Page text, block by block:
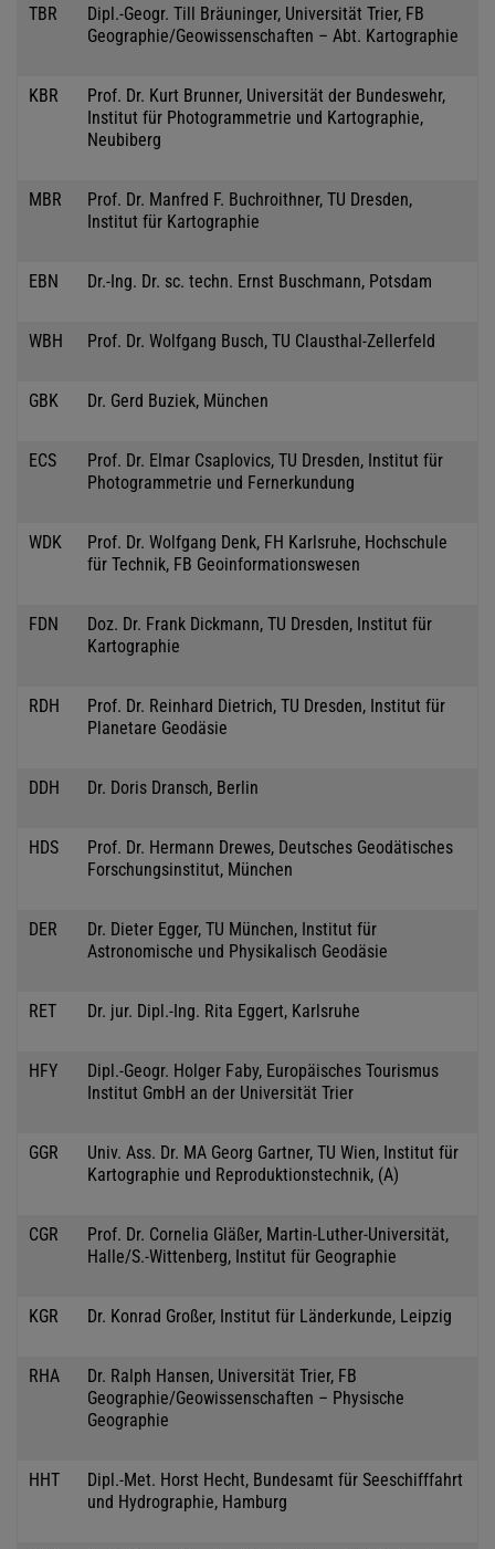
TBR
Dipl.-Geogr. Till Bräuninger, Universität Trier, FB
Geographie/Geowissenschaften – Abt. Kartographie
KBR
Prof. Dr. Kurt Brunner, Universität der Bundeswehr,
Institut für Photogrammetrie und Kartographie,
Neubiberg
MBR
Prof. Dr. Manfred F. Buchroithner, TU Dresden,
Institut für Kartographie
EBN Dr.-Ing. Dr. sc. techn. Ernst Buschmann, Potsdam
WBH Prof. Dr. Wolfgang Busch, TU Clausthal-Zellerfeld
GBK Dr. Gerd Buziek, München
ECS
Prof. Dr. Elmar Csaplovics, TU Dresden, Institut für
Photogrammetrie und Fernerkundung
WDK
Prof. Dr. Wolfgang Denk, FH Karlsruhe, Hochschule
für Technik, FB Geoinformationswesen
FDN
Doz. Dr. Frank Dickmann, TU Dresden, Institut für
Kartographie
RDH
Prof. Dr. Reinhard Dietrich, TU Dresden, Institut für
Planetare Geodäsie
DDH Dr. Doris Dransch, Berlin
HDS
Prof. Dr. Hermann Drewes, Deutsches Geodätisches
Forschungsinstitut, München
DER
Dr. Dieter Egger, TU München, Institut für
Astronomische und Physikalisch Geodäsie
RET Dr. jur. Dipl.-Ing. Rita Eggert, Karlsruhe
HFY
Dipl.-Geogr. Holger Faby, Europäisches Tourismus
Institut GmbH an der Universität Trier
GGR
Univ. Ass. Dr. MA Georg Gartner, TU Wien, Institut für
Kartographie und Reproduktionstechnik, (A)
CGR
Prof. Dr. Cornelia Gläßer, Martin-Luther-Universität,
Halle/S.-Wittenberg, Institut für Geographie
KGR Dr. Konrad Großer, Institut für Länderkunde, Leipzig
RHA
Dr. Ralph Hansen, Universität Trier, FB
Geographie/Geowissenschaften – Physische
Geographie
HHT
Dipl.-Met. Horst Hecht, Bundesamt für Seeschifffahrt
und Hydrographie, Hamburg